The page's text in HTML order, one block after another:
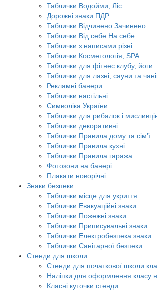
Таблички Водойми, Ліс
Дорожні знаки ПДР
Таблички Відчинено Зачинено
Таблички Від себе На себе
Таблички з написами різні
Таблички Косметологія, SPA
Таблички для фітнес клубу, йоги
Таблички для лазні, сауни та
Рекламні банери
Таблички настільні
Символіка України
Таблички для рибалок і
Таблички декоративні
Таблички Правила дому та сім’ї
Таблички Правила кухні
Таблички Правила гаража
Фотозони на банері
Плакати новорічні
Знаки безпеки
Таблички місце для укриття
Таблички Евакуаційні знаки
Таблички Пожежні знаки
Таблички Приписувальні знаки
Таблички Електробезпека знаки
Таблички Санітарної безпеки
Стенди для школи
Стенди для початкової школи
Наліпки для оформлення класу
Класні куточки стенди